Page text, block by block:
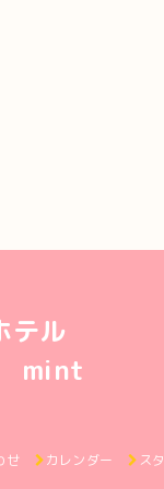
テル
mint
せ カレンダー ス